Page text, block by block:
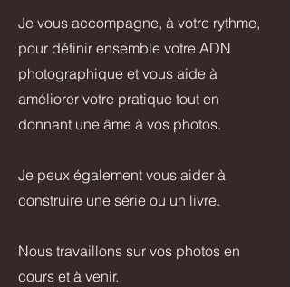
Je vous accompagne, à votre rythme,
pour définir ensemble votre ADN
photographique et vous aide à
améliorer votre pratique tout en
donnant une âme à vos photos.
Je peux également vous aider à
construire une série ou un livre.
Nous travaillons sur vos photos en
cours et à venir.